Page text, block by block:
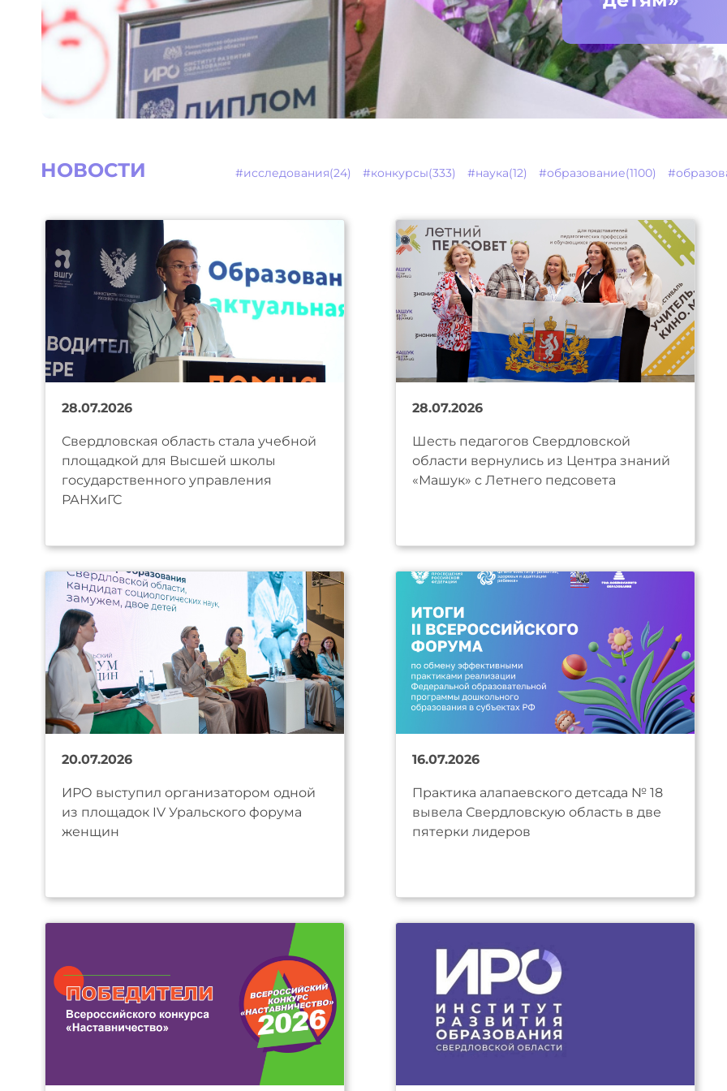
НОВОСТИ #исследования(24) #конкурсы(333) #наука(12) #образование(1100)
28.07.2026
Свердловская область стала учебной
площадкой для Высшей школы
государственного управления
РАНХиГС
28.07.2026
Шесть педагогов Свердловской
области вернулись из Центра знаний
«Машук» с Летнего педсовета
20.07.2026
ИРО выступил организатором одной
из площадок IV Уральского форума
женщин
16.07.2026
Практика алапаевского детсада № 18
вывела Свердловскую область в две
пятерки лидеров